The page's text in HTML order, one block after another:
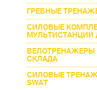
ГРЕБНЫЕ
СИЛОВЫЕ
МУЛЬТИСТАНЦИИ
СКЛАДА
СИЛОВЫЕ
SWAT